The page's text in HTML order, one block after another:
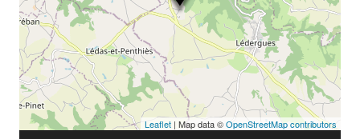
Leaflet | Map data ©OpenStreetMap contributors